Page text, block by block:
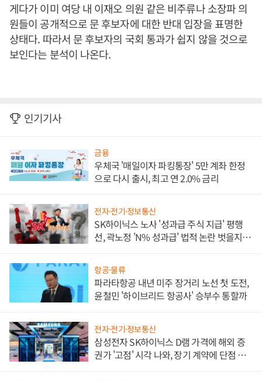
게다가 이미 여당 내 이재오 의원 같은 비주류나 소장파 의
원들이 공개적으로 문 후보자에 대한 반대 입장을 표명한
상태다. 따라서 문 후보자의 국회 통과가 쉽지 않을 것으로
보인다는 분석이 나온다.
인기기사
금융
우체국 '매일이자 파킹통장' 5만 계좌 한정
으로 다시 출시, 최고 연 2.0% 금리
전자·전기·정보통신
SK하이닉스 노사 '성과급 주식 지급' 평행
선, 곽노정 'N% 성과급' 법적 논란 벗을지 주
항공·물류
파라타항공 내년 미주 장거리 노선 첫 도전,
윤철민 '하이브리드 항공사' 승부수 통할까
전자·전기·정보통신
삼성전자 SK하이닉스 D램 가격에 해외 증
권가 '고점' 시각 나와, 장기 계약에 단점 부